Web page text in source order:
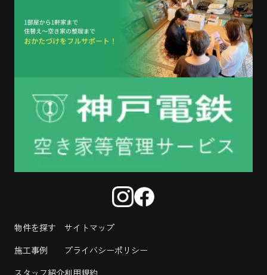
物件を探す
施工事例
サイトマップ
プライバシーポリシー